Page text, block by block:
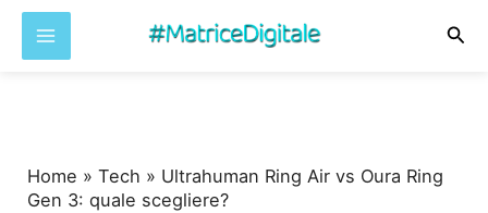
Home »Tech » Ultrahuman Ring Air vs Oura Ring
Gen 3: quale scegliere?